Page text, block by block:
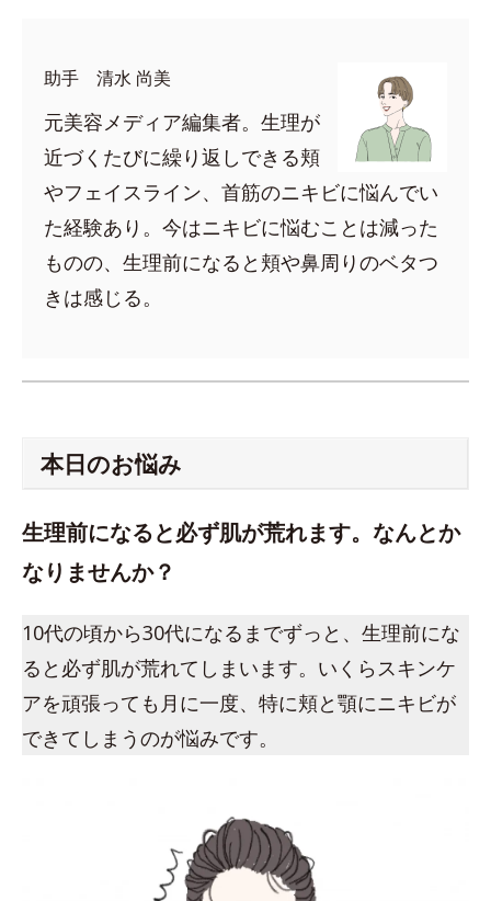
助手 清水 尚美
元美容メディア編集者。生理が
近づくたびに繰り返しできる頬
やフェイスライン、首筋のニキビに悩んでい
た経験あり。今はニキビに悩むことは減った
ものの、生理前になると頬や鼻周りのベタつ
きは感じる。
本日のお悩み
生理前になると必ず肌が荒れます。なんとか
なりませんか？
10代の頃から30代になるまでずっと、生理前にな
ると必ず肌が荒れてしまいます。いくらスキンケ
アを頑張っても月に一度、特に頬と顎にニキビが
できてしまうのが悩みです。